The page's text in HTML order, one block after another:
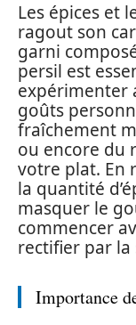
Les épices et
ragout son
garni
persil est
expérimenter
goûts
fraîchement
ou encore du
votre plat. En
la quantité
masquer le
commencer
rectifier par la
Importance